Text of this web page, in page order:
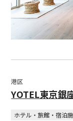
港区
YOTEL東京銀
ホテル・旅館・宿泊